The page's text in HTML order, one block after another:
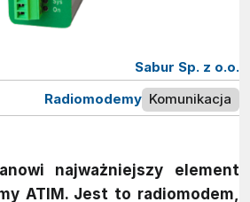
Sabur Sp. z o.o.
Radiomodemy Komunikacja
najważniejszy element
ATIM. Jest to radiomodem,